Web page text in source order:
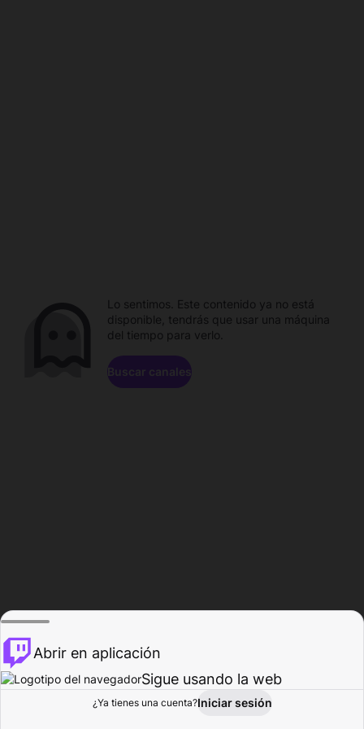
Explorar Actividad
Lo sentimos. Este contenido ya no está
disponible, tendrás que usar una máquina
del tiempo para verlo.
Buscar canales
Abrir en aplicación
Sigue usando la web
¿Ya tienes una cuenta?Iniciar sesión